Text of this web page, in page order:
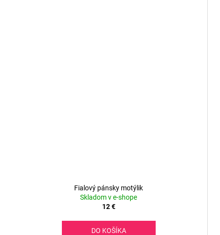
Fialový pánsky motýlik
Skladom v e-shope
12 €
DO KOŠÍKA